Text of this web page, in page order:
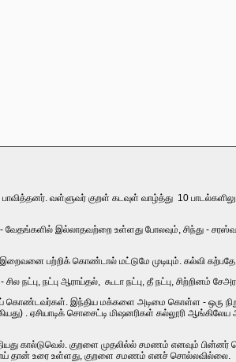
வள்ளுவர் குறள் கடவுள் வாழ்த்து 10
- வேதங்களில் இல்லாதவற்றை உள்ளது போலவும், சிந்து -
பற்றிக் கொண்டால் மட்டுமே முடியும். கல்வி
நட்பு ஆராய்தல், கூடா நட்பு, தீ நட்பு, சிற்றினம்
இந்திய மக்களை அடிமை கொள்ள - ஒரு
. ஏசியாடிக் சொசைட்டி மிஷனரிகள் கல்லூரி ஆங்கிலேய
கால்டுவெல். குறளை முதலில்ல் சமணம் எனவும்
தான் உரை உள்ளது, குறளை சமணம் எனச் சொல்லவில்லை.